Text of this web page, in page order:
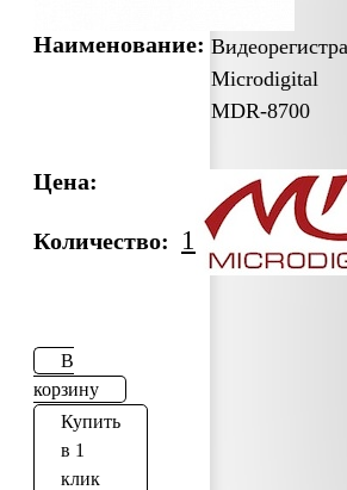
Наименование:
Microdigital
MDR-8700
Цена:
Количество: 1
В
корзину
Купить
в 1
клик